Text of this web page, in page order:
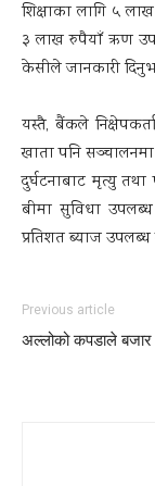
शिक्षाका लागि ५
३ लाख रुपैयाँ ऋण
केसीले जानकारी
यस्तै, बैंकले
खाता पनि सञ्चालनमा
दुर्घटनाबाट मृत्यु
बीमा सुविधा
प्रतिशत ब्याज
Previous article
अल्लोको कपडाले बजार